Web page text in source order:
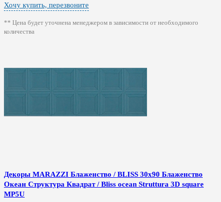
Хочу купить, перезвоните
** Цена будет уточнена менеджером в зависимости от необходимого
количества
Декоры MARAZZI Блаженство / BLISS 30x90 Блаженство
Океан Структура Квадрат / Bliss ocean Struttura 3D square
MP5U